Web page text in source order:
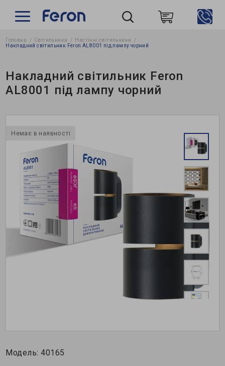
Головна Світильники
Настінні світильники
Накладний світильник Feron AL8001 під лампу чорний
Накладний світильник Feron
AL8001 під лампу чорний
Немає в наявності
Модель:40165